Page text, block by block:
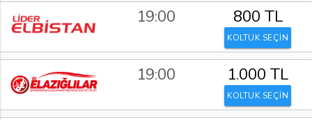
19:00 800 TL
KOLTUK SEÇİN
19:00 1.000 TL
KOLTUK SEÇİN